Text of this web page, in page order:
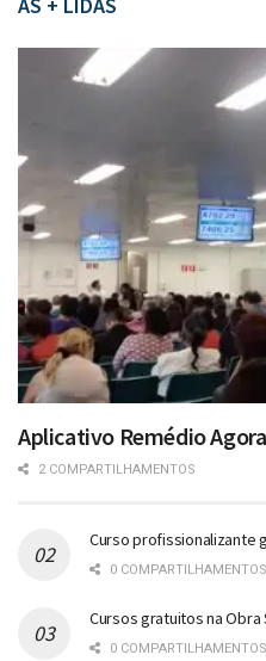
Aplicativo Remédio
2 COMPARTILHAMENTOS
Curso profissionalizante
0 COMPARTILHAMENTOS
Cursos gratuitos na Obra
0 COMPARTILHAMENTOS